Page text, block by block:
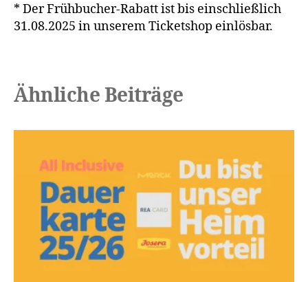
* Der Frühbucher-Rabatt ist bis einschließlich
31.08.2025 in unserem Ticketshop einlösbar.
Ähnliche Beiträge